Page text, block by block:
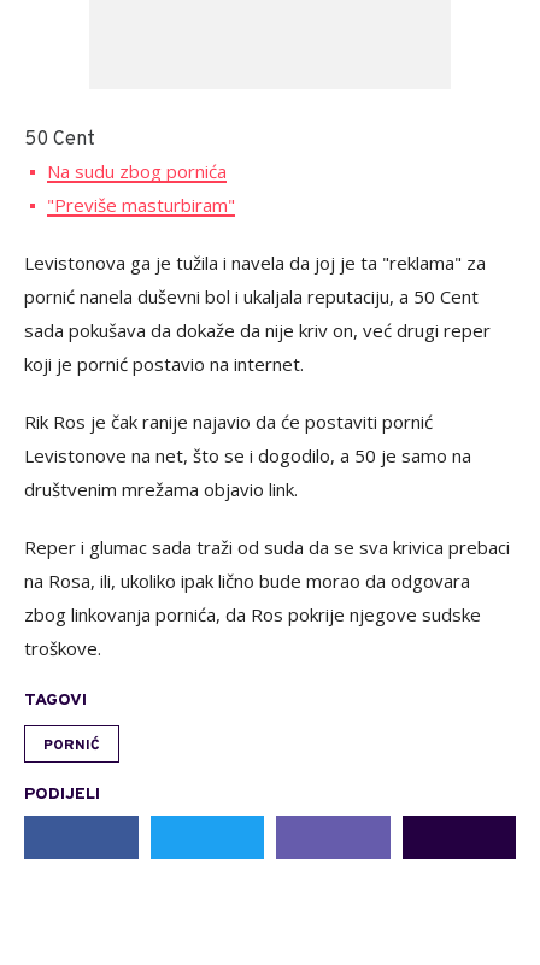
50 Cent
Na sudu zbog pornića
"Previše masturbiram"
Levistonova ga je tužila i navela da joj je ta "reklama" za
pornić nanela duševni bol i ukaljala reputaciju, a 50 Cent
sada pokušava da dokaže da nije kriv on, već drugi reper
koji je pornić postavio na internet.
Rik Ros je čak ranije najavio da će postaviti pornić
Levistonove na net, što se i dogodilo, a 50 je samo na
društvenim mrežama objavio link.
Reper i glumac sada traži od suda da se sva krivica prebaci
na Rosa, ili, ukoliko ipak lično bude morao da odgovara
zbog linkovanja pornića, da Ros pokrije njegove sudske
troškove.
TAGOVI
PORNIĆ
PODIJELI